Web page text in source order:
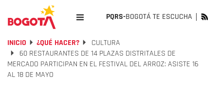
PQRS-BOGOTÁ TE ESCUCHA
INICIO ¿QUÉ HACER?
CULTURA
60 RESTAURANTES DE 14 PLAZAS DISTRITALES DE
MERCADO PARTICIPAN EN EL FESTIVAL DEL ARROZ: ASISTE 16
AL 18 DE MAYO